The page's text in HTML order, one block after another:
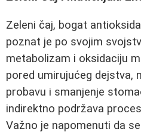
Zeleni čaj, bogat
poznat je po svojim
metabolizam i oksidaciju
pored umirujućeg dejstva,
probavu i smanjenje
indirektno podržava
Važno je napomenuti da